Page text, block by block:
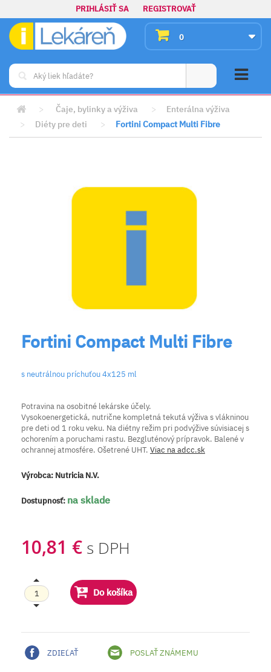
PRIHLÁSIŤ SA REGISTROVAŤ
0
> Čaje, bylinky a výživa >
Enterálna výživa
>
Diéty pre deti > Fortini Compact Multi Fibre
Fortini Compact Multi Fibre
s neutrálnou príchuťou 4x125 ml
Potravina na osobitné lekárske účely.
Vysokoenergetická, nutrične kompletná tekutá výživa s vlákninou
pre deti od 1 roku veku. Na diétny režim pri podvýžive súvisiacej s
ochorením a poruchami rastu. Bezgluténový prípravok. Balené v
ochrannej atmosfére. Ošetrené UHT. Viac na adcc.sk
Výrobca: Nutricia N.V.
Dostupnosť: na sklade
10,81 € s DPH
Do košíka
ZDIEĽAŤ POSLAŤ ZNÁMEMU